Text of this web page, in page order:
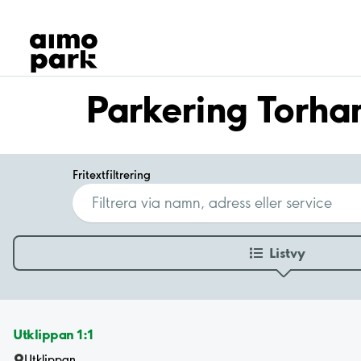
Hitta parkering
Samarbete
Kundservice
Om Aimo Park
Parkering
Fritextfiltrering
Listvy
Utklippan 1:1